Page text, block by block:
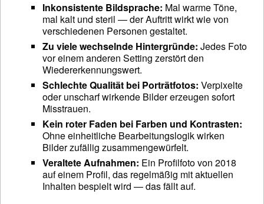
Inkonsistente Bildsprache: Mal warme Töne,
mal kalt und steril — der Auftritt wirkt wie von
verschiedenen Personen gestaltet.
Zu viele wechselnde Hintergründe: Jedes Foto
vor einem anderen Setting zerstört den
Wiedererkennungswert.
Schlechte Qualität bei Porträtfotos: Verpixelte
oder unscharf wirkende Bilder erzeugen sofort
Misstrauen.
Kein roter Faden bei Farben und Kontrasten:
Ohne einheitliche Bearbeitungslogik wirken
Bilder zufällig zusammengewürfelt.
Veraltete Aufnahmen: Ein Profilfoto von 2018
auf einem Profil, das regelmäßig mit aktuellen
Inhalten bespielt wird — das fällt auf.